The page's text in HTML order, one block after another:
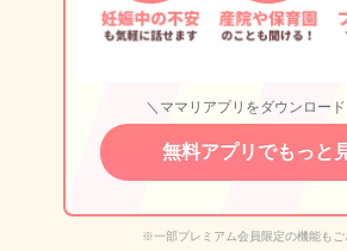
＼ママリアプリをダウンロー
無料アプリでもっと
※一部プレミアム会員限定の機能もご